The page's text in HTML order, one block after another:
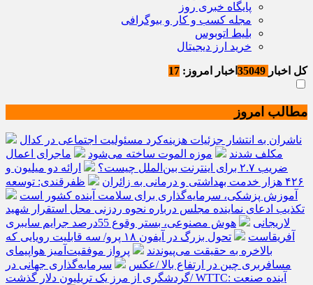
پایگاه خبری روز
مجله کسب و کار و بیوگرافی
بلیط اتوبوس
خرید ارز دیجیتال
کل اخبار اخبار امروز: 17
مطالب امروز
ناشران به انتشار جزئیات هزینه‌کرد مسئولیت اجتماعی در کدال
مکلف شدند
موزه الموت ساخته می‌شود
ماجرای اعمال
ضریب ۲.۷ برای اینترنت بین‌الملل چیست؟
ارائه دو میلیون و
۴۲۶ هزار خدمت بهداشتی و درمانی به زائران
ظفرقندی: توسعه
آموزش پزشکی، سرمایه‌گذاری برای سلامت آینده کشور است
تکذیب ادعای نماینده مجلس درباره نحوه ردزنی محل استقرار شهید
لاریجانی
هوش مصنوعی، بستر وقوع 55درصد جرایم سایبری
آفریقاست
تحول بزرگ در آیفون ۱۸ پرو/ سه قابلیت رویایی که
بالاخره به حقیقت می‌پیوندند
پرواز موفقیت‌آمیز هواپیمای
مسافربری چین در ارتفاع بالا /عکس
سرمایه‌گذاری جهانی در
گردشگری از مرز یک تریلیون دلار گذشت/ WTTC: آینده صنعت